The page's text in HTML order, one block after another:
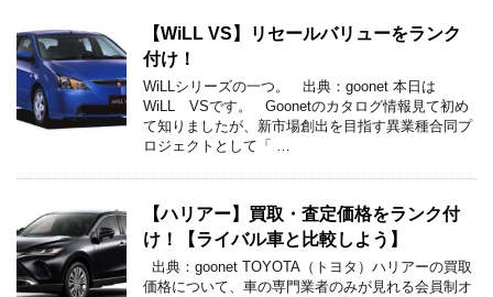
【WiLL VS】リセールバリューをランク
付け！
WiLLシリーズの一つ。 出典：goonet 本日は
WiLL VSです。 Goonetのカタログ情報見て初め
て知りましたが、新市場創出を目指す異業種合同プ
ロジェクトとして「 …
【ハリアー】買取・査定価格をランク付
け！【ライバル車と比較しよう】
出典：goonet TOYOTA（トヨタ）ハリアーの買取
価格について、車の専門業者のみが見れる会員制オ